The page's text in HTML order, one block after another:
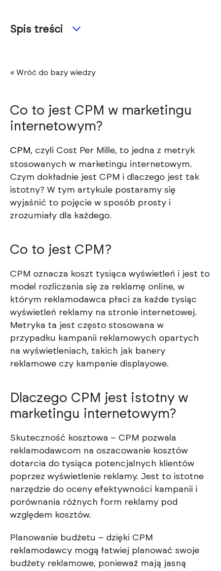
Spis treści
« Wróć do bazy wiedzy
Co to jest CPM w marketingu
internetowym?
CPM , czyli Cost Per Mille, to jedna z metryk
stosowanych w marketingu internetowym.
Czym dokładnie jest CPM i dlaczego jest tak
istotny? W tym artykule postaramy się
wyjaśnić to pojęcie w sposób prosty i
zrozumiały dla każdego.
Co to jest CPM?
CPM oznacza koszt tysiąca wyświetleń i jest to
model rozliczania się za reklamę online, w
którym reklamodawca płaci za każde tysiąc
wyświetleń reklamy na stronie internetowej.
Metryka ta jest często stosowana w
przypadku kampanii reklamowych opartych
na wyświetleniach, takich jak banery
reklamowe czy kampanie displayowe.
Dlaczego CPM jest istotny w
marketingu internetowym?
Skuteczność kosztowa – CPM pozwala
reklamodawcom na oszacowanie kosztów
dotarcia do tysiąca potencjalnych klientów
poprzez wyświetlenie reklamy. Jest to istotne
narzędzie do oceny efektywności kampanii i
porównania różnych form reklamy pod
względem kosztów.
Planowanie budżetu – dzięki CPM
reklamodawcy mogą łatwiej planować swoje
budżety reklamowe, ponieważ mają jasną